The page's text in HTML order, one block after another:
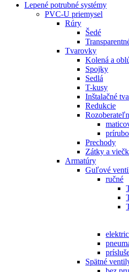
Lepené potrubné systémy
PVC-U priemysel
Rúry
Šedé
Tvarovky
Kolená a
Spojky
Sedlá
T-kusy
Inštalačné
Redukcie
Prechody
Zátky a
Armatúry
Guľové
ručné
Spätné